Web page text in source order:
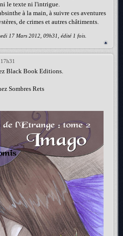
le texte ni l'intrigue.
à la main, à suivre ces aventures
de crimes et autres châtiments.
17 Mars 2012, 09h31, édité 1 fois.
Black Book Editions.
Sombres Rets